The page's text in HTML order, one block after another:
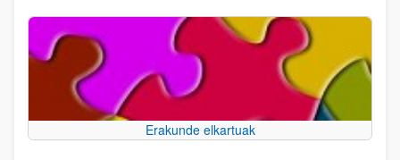
Erakunde elkartuak